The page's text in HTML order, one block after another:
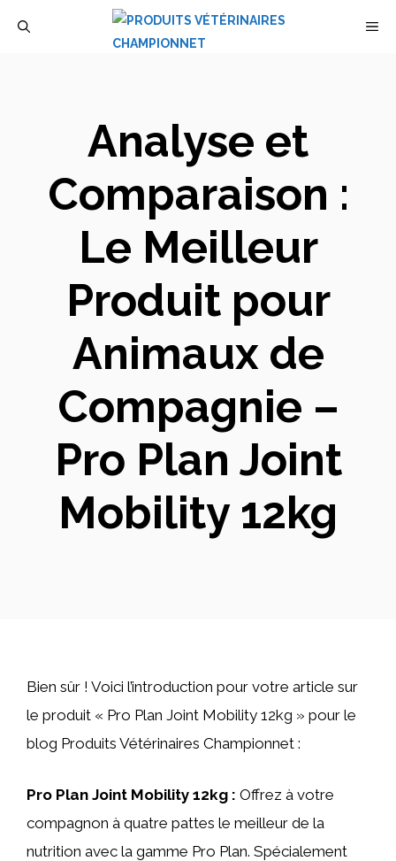
Analyse et
Comparaison :
Le Meilleur
Produit pour
Animaux de
Compagnie –
Pro Plan Joint
Mobility 12kg
Bien sûr ! Voici l’introduction pour votre article sur
le produit « Pro Plan Joint Mobility 12kg » pour le
blog Produits Vétérinaires Championnet :
Pro Plan Joint Mobility 12kg : Offrez à votre
compagnon à quatre pattes le meilleur de la
nutrition avec la gamme Pro Plan. Spécialement